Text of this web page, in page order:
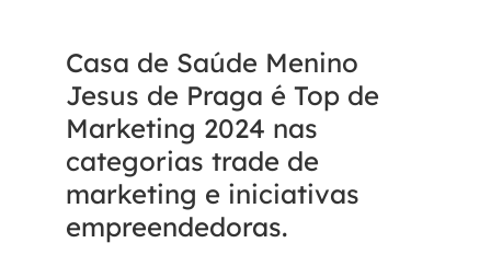
Casa de Saúde Menino
Jesus de Praga é Top de
Marketing 2024 nas
categorias trade de
marketing e iniciativas
empreendedoras.